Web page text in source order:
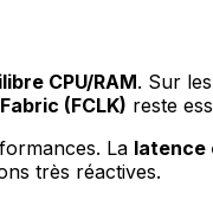
CPU/RAM. Sur les
(FCLK) reste
La
très réactives.